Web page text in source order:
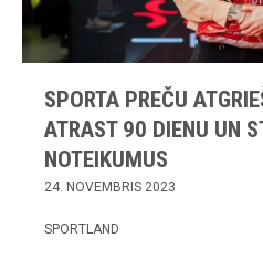
SPORTA PREČU
ATRAST 90 DIENU UN
NOTEIKUMUS
24. NOVEMBRIS 2023
SPORTLAND